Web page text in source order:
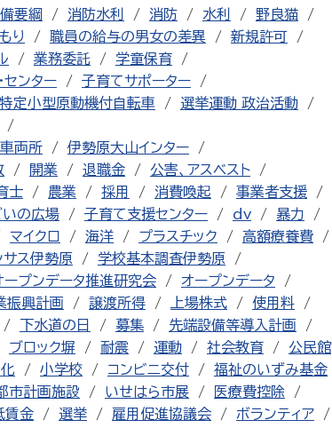
要綱 消防水利 消防 水利
野良猫
り 職員の給与の男女の差異
新規許可
業務委託
学童保育
センター
子育てサポーター
特定小型原動機付自転車
選挙運動 政治活動
車両所
伊勢原大山インター
開業 退職金
公害、アスベスト
士 農業 採用 消費喚起
事業者支援
いの広場 子育て支援センター dv
暴力
マイクロ 海洋 プラスチック
高額療養費
ス伊勢原
学校基本調査伊勢原
ープンデータ推進研究会
オープンデータ
振興計画 譲渡所得 上場株式
使用料
下水道の日 募集
先端設備等導入計画
ブロック塀 耐震 運動 社会教育
公民館
小学校 コンビニ交付
福祉のいずみ基金
市計画施設 いせはら市展
医療費控除
賃金 選挙 雇用促進協議会
ボランティア